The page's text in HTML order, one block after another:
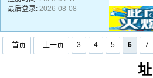
最后登录: 2026-08-08
首页 上一页 3 4 5 6 7
址